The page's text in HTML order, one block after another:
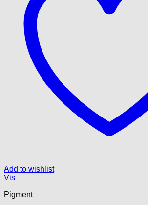
Add to wishlist
Vis
Pigment